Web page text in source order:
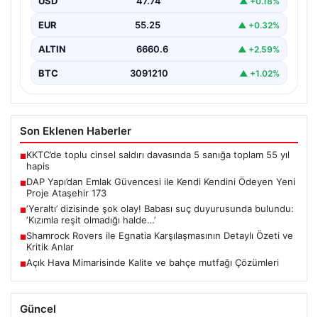
sunduğu yeni yaşam modeliyle…
EUR 55.25 ▲ +0.32%
ALTIN 6660.6 ▲ +2.59%
BTC 3091210 ▲ +1.02%
Son Eklenen Haberler
■KKTC’de toplu cinsel saldırı davasında 5 sanığa toplam 55 yıl
hapis
■DAP Yapı’dan Emlak Güvencesi ile Kendi Kendini Ödeyen Yeni
Proje Ataşehir 173
■‘Yeraltı’ dizisinde şok olay! Babası suç duyurusunda bulundu:
‘Kızımla reşit olmadığı halde…’
■Shamrock Rovers ile Egnatia Karşılaşmasının Detaylı Özeti ve
Kritik Anlar
■Açık Hava Mimarisinde Kalite ve bahçe mutfağı Çözümleri
Güncel